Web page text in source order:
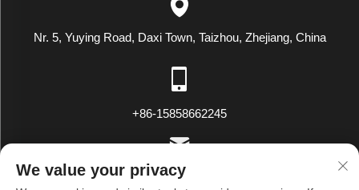
Nr. 5, Yuying Road, Daxi Town, Taizhou, Zhejiang, China
+86-15858662245
[email protected]
We value your privacy